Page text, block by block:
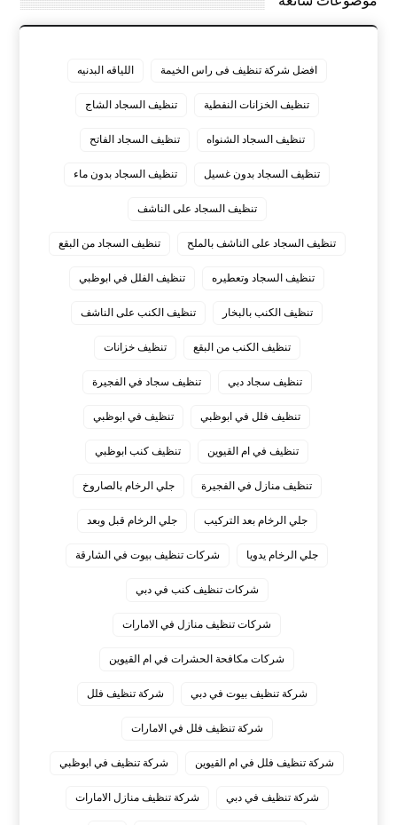
افضل شركة تنظيف فى راس الخيمة اللياقه البدنيه
تنظيف الخزانات النفطية تنظيف السجاد الشاج
تنظيف السجاد الشنواه تنظيف السجاد الفاتح
تنظيف السجاد بدون غسيل تنظيف السجاد بدون ماء
تنظيف السجاد على الناشف
تنظيف السجاد على الناشف بالملح تنظيف السجاد من البقع
تنظيف السجاد وتعطيره تنظيف الفلل في ابوظبي
تنظيف الكنب بالبخار تنظيف الكنب على الناشف
تنظيف الكنب من البقع تنظيف خزانات
تنظيف سجاد دبي تنظيف سجاد في الفجيرة
تنظيف فلل في ابوظبي تنظيف في ابوظبي
تنظيف في ام القيوين تنظيف كنب ابوظبي
تنظيف منازل في الفجيرة جلي الرخام بالصاروخ
جلي الرخام بعد التركيب جلي الرخام قبل وبعد
جلي الرخام يدويا شركات تنظيف بيوت في الشارقة
شركات تنظيف كنب في دبي
شركات تنظيف منازل في الامارات
شركات مكافحة الحشرات في ام القيوين
شركة تنظيف بيوت في دبي شركة تنظيف فلل
شركة تنظيف فلل في الامارات
شركة تنظيف فلل في ام القيوين شركة تنظيف في ابوظبي
شركة تنظيف في دبي شركة تنظيف منازل الامارات